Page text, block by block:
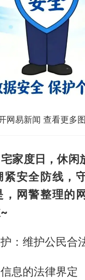
网易新闻 查看更多
家度日，休闲
紧安全防线，
，网警整理的
：维护公民合
信息的法律界定